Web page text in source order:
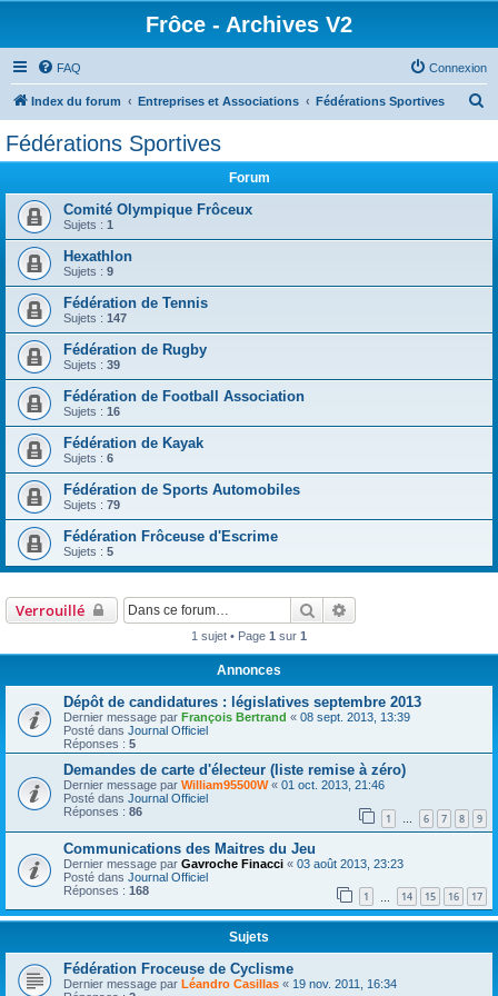
Frôce - Archives V2
FAQ Connexion
Index du forum Entreprises et Associations Fédérations Sportives
h
Fédérations Sportives
Forum
Comité Olympique Frôceux
Sujets : 1
Hexathlon
Sujets : 9
Fédération de Tennis
Sujets : 147
Fédération de Rugby
Sujets : 39
Fédération de Football Association
Sujets : 16
Fédération de Kayak
Sujets : 6
Fédération de Sports Automobiles
Sujets : 79
Fédération Frôceuse d'Escrime
Sujets : 5
Verrouillé Rechercher
1 sujet • Page 1 sur 1
Annonces
Dépôt de candidatures : législatives septembre 2013
Dernier message par François Bertrand « 08 sept. 2013, 13:39
Posté dans Journal Officiel
Réponses : 5
Demandes de carte d'électeur (liste remise à zéro)
Dernier message par William95500W« 01 oct. 2013, 21:46
Posté dans Journal Officiel
Réponses : 86 1 … 6 7 8 9
Communications des Maitres du Jeu
Dernier message par Gavroche Finacci « 03 août 2013, 23:23
Posté dans Journal Officiel
Réponses : 168 1 14 15 16 17
Sujets
Fédération Froceuse de Cyclisme
Dernier message par Léandro Casillas « 19 nov. 2011, 16:34